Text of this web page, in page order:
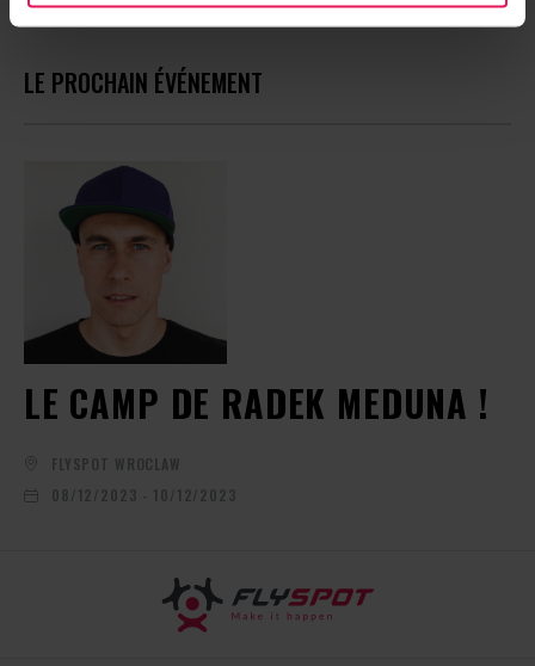
LE PROCHAIN ÉVÉNEMENT
LE CAMP DE RADEK MEDUNA !
FLYSPOT WROCLAW
08/12/2023 - 10/12/2023